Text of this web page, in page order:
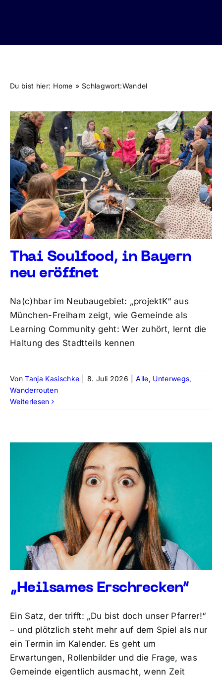
Du bist hier: Home Schlagwort:Wandel
Thai Soulfood, in Bayern
neu eröffnet
Na(c)hbar im Neubaugebiet: „projektK“ aus
München-Freiham zeigt, wie Gemeinde als
Learning Community geht: Wer zuhört, lernt die
Haltung des Stadtteils kennen
VonTanja Kasischke 8. Juli 2026 Alle, Unterwegs,
Wanderrouten
Weiterlesen
„Heilsames Erschrecken“
Ein Satz, der trifft: „Du bist doch unser Pfarrer!“
– und plötzlich steht mehr auf dem Spiel als nur
ein Termin im Kalender. Es geht um
Erwartungen, Rollenbilder und die Frage, was
Gemeinde eigentlich ausmacht, wenn Zeit